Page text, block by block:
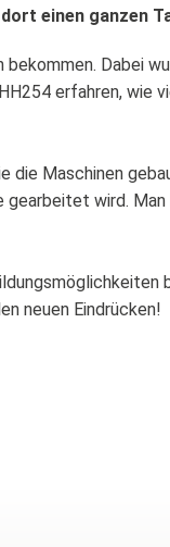
einen ganzen
Dabei
erfahren,
die Maschinen
wird.
neuen Eindrücken!